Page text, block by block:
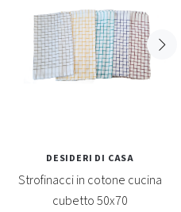
DESIDERI DI CASA
Strofinacci in cotone cucina
cubetto 50x70